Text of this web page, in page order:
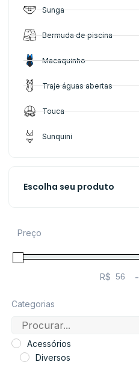
Sunga
Bermuda de piscina
Macaquinho
Traje águas abertas
Touca
Sunquini
Escolha seu produto
Preço
R$ -
Categorias
Acessórios
Diversos